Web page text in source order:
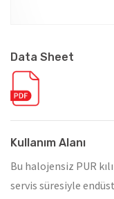
Data Sheet
Kullanım Alanı
Bu halojensiz PUR
servis süresiyle